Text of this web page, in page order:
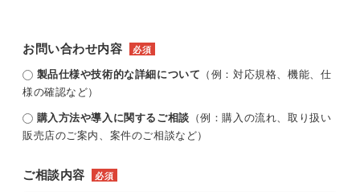
お問い合わせ内容 必須
製品仕様や技術的な詳細について （例：対応規格、機能、仕
様の確認など）
購入方法や導入に関するご相談 （例：購入の流れ、取り扱い
販売店のご案内、案件のご相談など）
ご相談内容 必須